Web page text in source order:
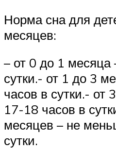
Норма сна для
месяцев:
– от 0 до 1 месяца
сутки.- от 1 до 3
часов в сутки.- от
17-18 часов в
месяцев – не
сутки.